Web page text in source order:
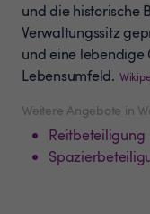
Weitere Angebote in
Reitbeteiligung
und die historische
Verwaltungssitz
und eine lebendige
Lebensumfeld.